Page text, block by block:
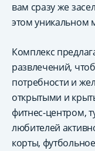
вам сразу же
этом уникальном
Комплекс
развлечений,
потребности и
открытыми и
фитнес-центром,
любителей
корты,